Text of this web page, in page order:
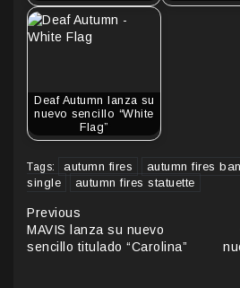
Deaf Autumn lanza su
nuevo sencillo “White
Flag”
Tags: autumn fires autumn fires
single
autumn fires statuette
Continue
Reading
Previous
MAVIS lanza su nuevo
sencillo titulado “Carolina”